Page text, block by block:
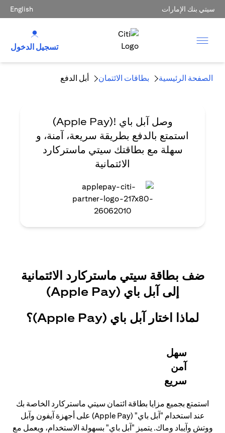
سيتي بنك الإمارات English
تسجيل الدخول
الصفحة الرئيسية بطاقات الائتمان أبل الدفع
وصل آبل باي !(Apple Pay)
استمتع بالدفع بطريقة سريعة، آمنة، و
سهلة مع بطاقتك سيتي ماستركارد
الائتمانية
ضف بطاقة سيتي ماستركارد الائتمانية
إلى آبل باي (Apple Pay)
لماذا اختار آبل باي (Apple Pay)؟
سهل
آمن
سريع
استمتع بجميع مزايا بطاقة ائتمان سيتي ماستركارد الخاصة بك
عند استخدام "آبل باي" (Apple Pay) على أجهزة آيفون وآبل
ووتش وآيباد وماك. يتميز "آبل باي" بسهولة الاستخدام، ويعمل مع